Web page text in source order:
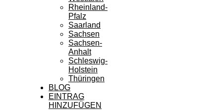
Rheinland-
Pfalz
Saarland
Sachsen
Sachsen-
Anhalt
Schleswig-
Holstein
Thüringen
BLOG
EINTRAG
HINZUFÜGEN